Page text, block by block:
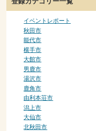
イベントレポート
秋田市
能代市
横手市
大館市
男鹿市
湯沢市
鹿角市
由利本荘市
潟上市
大仙市
北秋田市